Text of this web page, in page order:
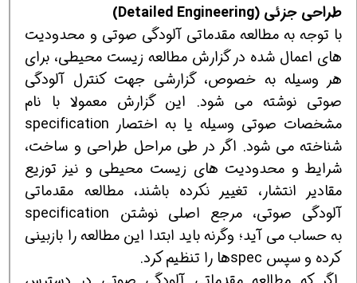
طراحی جزئی (Detailed Engineering
)
با توجه به مطالعه مقدماتی آلودگی صوتی و محدودیت
های اعمال شده در گزارش مطالعه زیست محیطی، برای
هر وسیله به خصوص، گزارشی جهت کنترل آلودگی
صوتی نوشته می شود. این گزارش معمولا با نام
مشخصات صوتی وسیله یا به اختصار specification
شناخته می شود. اگر در طی مراحل طراحی و ساخت،
شرایط و محدودیت های زیست محیطی و نیز توزیع
مقادیر انتشار، تغییر نکرده باشند، مطالعه مقدماتی
آلودگی صوتی، مرجع اصلی نوشتن specification
به حساب می آید؛ وگرنه باید ابتدا این مطالعه را بازبینی
کرده و سپس specها را تنظیم کرد.